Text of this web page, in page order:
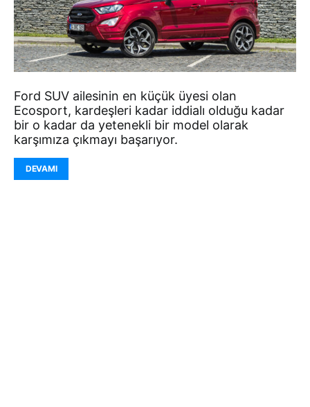
Ford SUV ailesinin en küçük üyesi olan
Ecosport, kardeşleri kadar iddialı olduğu kadar
bir o kadar da yetenekli bir model olarak
karşımıza çıkmayı başarıyor.
DEVAMI